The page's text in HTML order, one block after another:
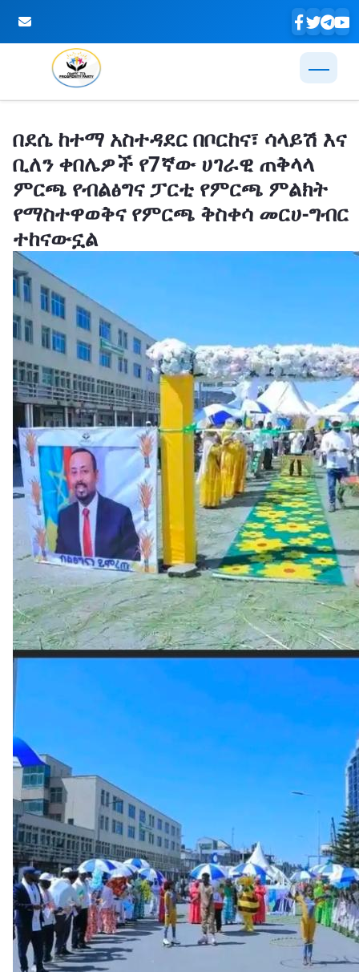
በደሴ ከተማ አስተዳደር በቦርከና፣ ሳላይሽ እና
ቢለን ቀበሌዎች የ7ኛው ሀገራዊ ጠቅላላ
ምርጫ የብልፅግና ፓርቲ የምርጫ ምልክት
የማስተዋወቅና የምርጫ ቅስቀሳ መርሀ-ግብር
ተከናውኗል